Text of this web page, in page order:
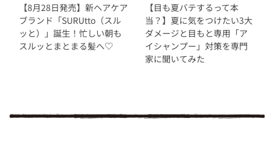
【8月28日発売】新ヘアケア
ブランド「SURUtto（スル
ッと）」誕生！忙しい朝も
スルッとまとまる髪へ♡
【目も夏バテするって本
当？】夏に気をつけたい3大
ダメージと目もと専用「ア
イシャンプー」対策を専門
家に聞いてみた